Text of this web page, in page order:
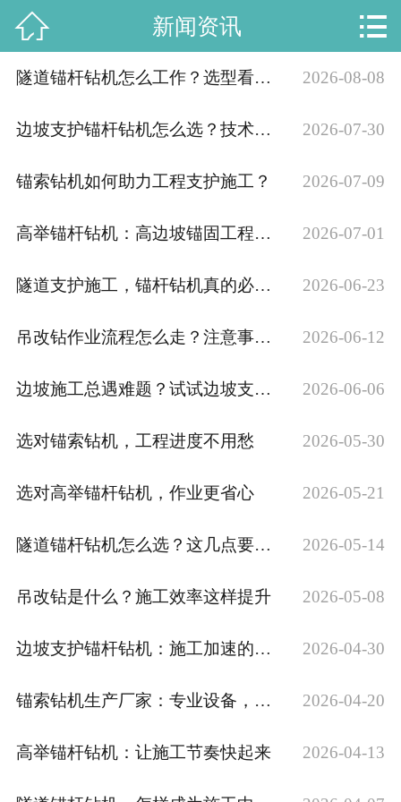
联系我们
 新闻资讯 
隧道锚杆钻机怎么工作？选型看哪几点？ 2026-08-08
边坡支护锚杆钻机怎么选？技术要点解析 2026-07-30
锚索钻机如何助力工程支护施工？ 2026-07-09
高举锚杆钻机：高边坡锚固工程，靠得住吗？ 2026-07-01
隧道支护施工，锚杆钻机真的必不可少？ 2026-06-23
吊改钻作业流程怎么走？注意事项全在这里 2026-06-12
边坡施工总遇难题？试试边坡支护锚杆钻机 2026-06-06
选对锚索钻机，工程进度不用愁 2026-05-30
选对高举锚杆钻机，作业更省心 2026-05-21
隧道锚杆钻机怎么选？这几点要记牢 2026-05-14
吊改钻是什么？施工效率这样提升 2026-05-08
边坡支护锚杆钻机：施工加速的必备设备 2026-04-30
锚索钻机生产厂家：专业设备，为工程提速 2026-04-20
高举锚杆钻机：让施工节奏快起来 2026-04-13